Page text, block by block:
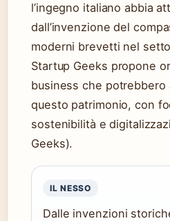
l’ingegno italiano abbia
dall’invenzione del
moderni brevetti nel
Startup Geeks propone
business che potrebbero
questo patrimonio, con
sostenibilità e
Geeks).
IL NESSO
Dalle invenzioni